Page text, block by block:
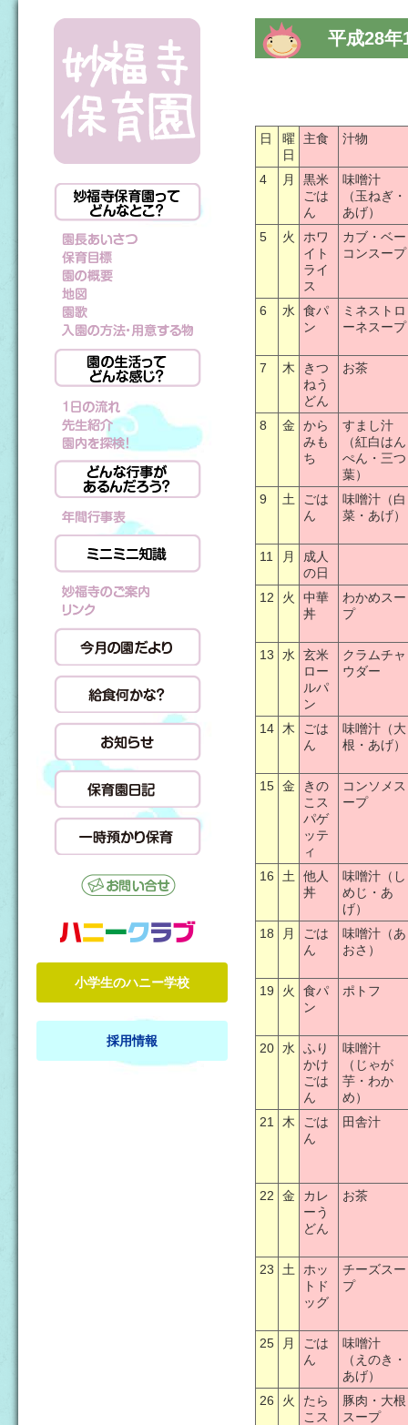
小学生のハニー学校
採用情報
平成28年
日
曜
日
主食 汁物
4 月
黒米
ごは
ん
味噌汁
（玉ねぎ・
あげ）
5
火
ホワ
イト
ライ
ス
カブ・ベー
コンスープ
6 水
食パ
ン
ミネストロ
ーネスープ
7 木
きつ
ねう
どん
お茶
8 金
から
みも
ち
すまし汁
（紅白はん
ぺん・三つ
葉）
9
土
ごは
ん
味噌汁（白
菜・あげ）
11 月
成人
の日
12
火
中華
丼
わかめスー
プ
13 水
玄米
ロー
ルパ
ン
クラムチャ
ウダー
14 木
ごは
ん
味噌汁（大
根・あげ）
15 金
きの
こス
パゲ
ッテ
ィ
コンソメス
ープ
16 土
他人
丼
味噌汁（し
めじ・あ
げ）
18
月
ごは
ん
味噌汁（あ
おさ）
19 火
食パ
ン
ポトフ
20 水
ふり
かけ
ごは
ん
味噌汁
（じゃが
芋・わか
め）
21
木
ごは
ん
田舎汁
22 金
カレ
ーう
どん
お茶
23 土
ホッ
トド
ッグ
チーズスー
プ
25 月
ごは
ん
味噌汁
（えのき・
あげ）
26
火
たら
こス
豚肉・大根
スープ